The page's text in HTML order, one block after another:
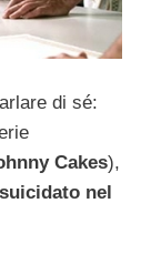
di sé:
Cakes),
nel